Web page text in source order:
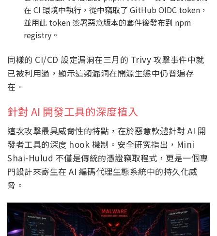
在 CI 環境中執行，從中竊取了 GitHub OIDC token，
並用此 token 簽署惡意版本的套件後發布到 npm
registry。
同樣的 CI/CD 設定漏洞在三月的 Trivy 攻擊事件中就
已被利用過，顯示這類漏洞在開源生態中仍普遍存
在。
針對 AI 開發工具的深度植入
這次攻擊最具威脅性的特點，在於惡意軟體針對 AI 開
發者工具的深度 hook 機制。安全研究指出，Mini
Shai-Hulud 不僅是傳統的憑證竊取程式，更是一個專
門設計來寄生在 AI 編碼代理生態系統中的持久化威
脅。